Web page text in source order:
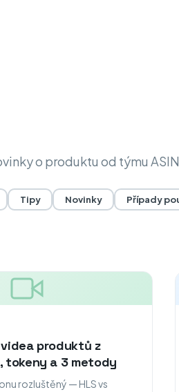
o produktu od týmu
Tipy Novinky Případy
produktů z
tokeny a 3 metody
rozluštěný — HLS vs